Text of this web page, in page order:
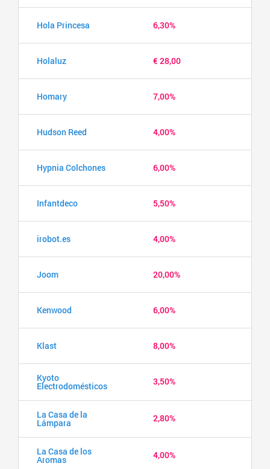
Hola Princesa 6,30%
Holaluz € 28,00
Homary 7,00%
Hudson Reed 4,00%
Hypnia Colchones 6,00%
Infantdeco 5,50%
irobot.es 4,00%
Joom 20,00%
Kenwood 6,00%
Klast 8,00%
Kyoto
Electrodomésticos 3,50%
La Casa de la
Lámpara 2,80%
La Casa de los
Aromas 4,00%